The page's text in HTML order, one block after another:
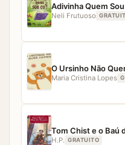
Adivinha Quem
Neli Frutuoso
O Ursinho Não
Maria Cristina Lopes
Tom Chist e o Baú
H.P. GRATUITO